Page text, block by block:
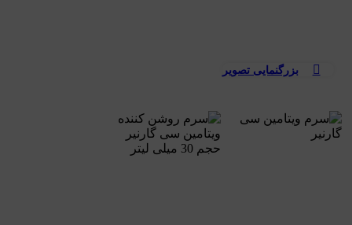
بزرگنمایی تصویر